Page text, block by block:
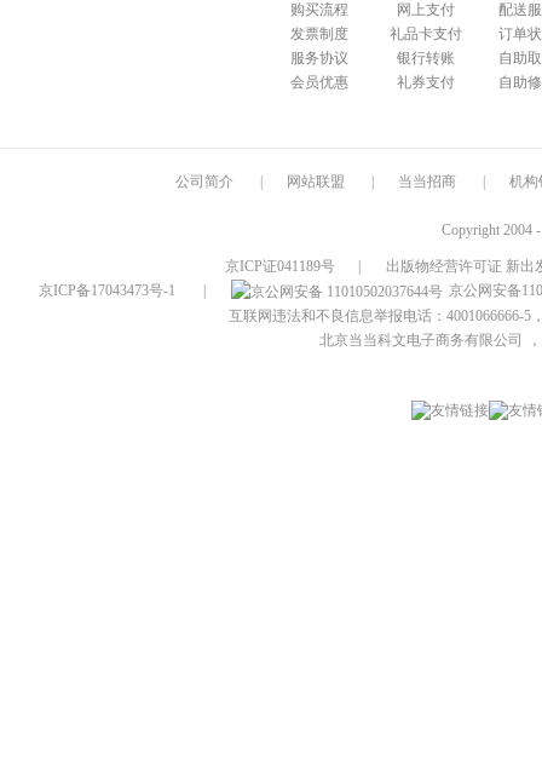
购买流程
发票制度
服务协议
会员优惠
网上支付
礼品卡支付
银行转账
礼券支付
配送
订单
自助
自助
公司简介 网站联盟 当当招商 机构
Copyright 2004
京ICP证041189号
出版物经营许可证 新出
京ICP备17043473号-1
京公网安备
互联网违法和不良信息举报电话：4001066666-5
北京当当科文电子商务有限公司